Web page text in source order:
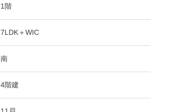
1階
7LDK＋WIC
南
4階建